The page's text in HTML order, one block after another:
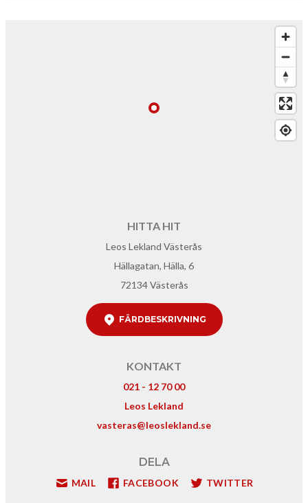
HITTA HIT
Leos Lekland Västerås
Hällagatan, Hälla, 6
72134 Västerås
FÄRDBESKRIVNING
KONTAKT
021 - 12 70 00
Leos Lekland
vasteras@leoslekland.se
DELA
MAIL FACEBOOK TWITTER